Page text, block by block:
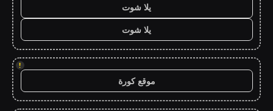
يلا شوت
يلا شوت
!
موقع كورة